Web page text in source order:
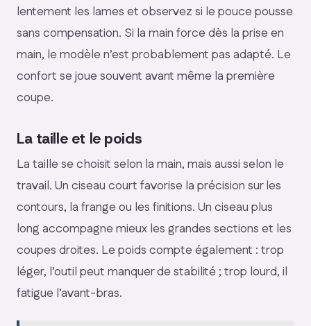
lentement les lames et observez si le pouce pousse
sans compensation. Si la main force dès la prise en
main, le modèle n’est probablement pas adapté. Le
confort se joue souvent avant même la première
coupe.
La taille et le poids
La taille se choisit selon la main, mais aussi selon le
travail. Un ciseau court favorise la précision sur les
contours, la frange ou les finitions. Un ciseau plus
long accompagne mieux les grandes sections et les
coupes droites. Le poids compte également : trop
léger, l’outil peut manquer de stabilité ; trop lourd, il
fatigue l’avant-bras.